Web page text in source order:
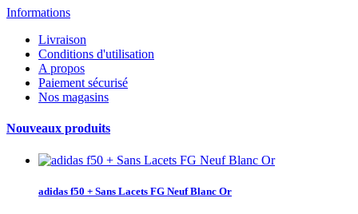
Informations
Livraison
Conditions d'utilisation
A propos
Paiement sécurisé
Nos magasins
Nouveaux produits
adidas f50 + Sans Lacets FG Neuf Blanc Or